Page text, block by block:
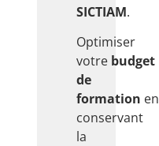
SICTIAM.
Optimiser
votre budget
de
formation en
conservant
la